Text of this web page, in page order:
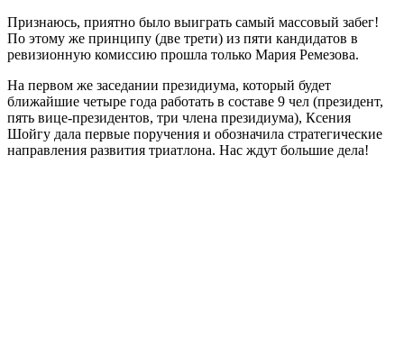
Признаюсь, приятно было выиграть самый массовый забег!
По этому же принципу (две трети) из пяти кандидатов в
ревизионную комиссию прошла только Мария Ремезова.
На первом же заседании президиума, который будет
ближайшие четыре года работать в составе 9 чел (президент,
пять вице-президентов, три члена президиума), Ксения
Шойгу дала первые поручения и обозначила стратегические
направления развития триатлона. Нас ждут большие дела!